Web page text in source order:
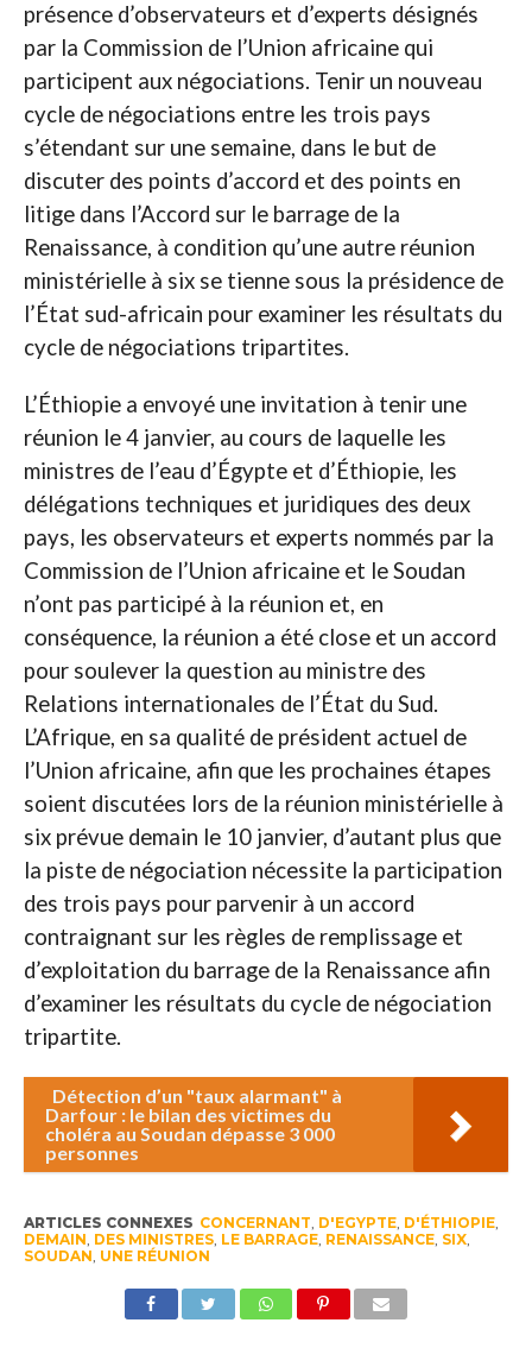
présence d’observateurs et d’experts désignés
par la Commission de l’Union africaine qui
participent aux négociations. Tenir un nouveau
cycle de négociations entre les trois pays
s’étendant sur une semaine, dans le but de
discuter des points d’accord et des points en
litige dans l’Accord sur le barrage de la
Renaissance, à condition qu’une autre réunion
ministérielle à six se tienne sous la présidence de
l’État sud-africain pour examiner les résultats du
cycle de négociations tripartites.
L’Éthiopie a envoyé une invitation à tenir une
réunion le 4 janvier, au cours de laquelle les
ministres de l’eau d’Égypte et d’Éthiopie, les
délégations techniques et juridiques des deux
pays, les observateurs et experts nommés par la
Commission de l’Union africaine et le Soudan
n’ont pas participé à la réunion et, en
conséquence, la réunion a été close et un accord
pour soulever la question au ministre des
Relations internationales de l’État du Sud.
L’Afrique, en sa qualité de président actuel de
l’Union africaine, afin que les prochaines étapes
soient discutées lors de la réunion ministérielle à
six prévue demain le 10 janvier, d’autant plus que
la piste de négociation nécessite la participation
des trois pays pour parvenir à un accord
contraignant sur les règles de remplissage et
d’exploitation du barrage de la Renaissance afin
d’examiner les résultats du cycle de négociation
tripartite.
Détection d’un "taux alarmant" à
Darfour : le bilan des victimes du
choléra au Soudan dépasse 3 000
personnes
ARTICLES CONNEXES CONCERNANT, D'EGYPTE, D'ÉTHIOPIE,
DEMAIN, DES MINISTRES, LE BARRAGE, RENAISSANCE, SIX,
SOUDAN, UNE RÉUNION